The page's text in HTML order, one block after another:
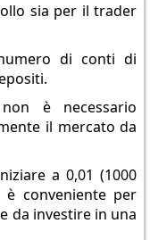
sia per il trader
di conti di
è necessario
il mercato da
a 0,01 (1000
conveniente per
da investire in una